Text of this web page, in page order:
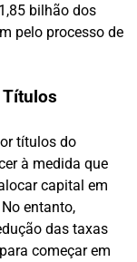
bilhão dos
pelo processo de
Títulos
títulos do
à medida que
capital em
entanto,
das taxas
começar em